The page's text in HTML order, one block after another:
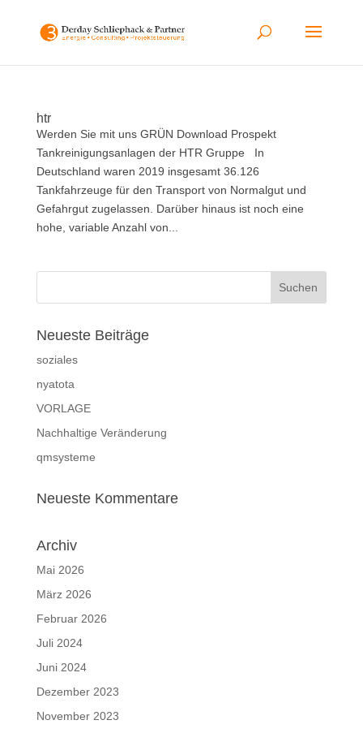
htr
Werden Sie mit uns GRÜN Download Prospekt
Tankreinigungsanlagen der HTR Gruppe In
Deutschland waren 2019 insgesamt 36.126
Tankfahrzeuge für den Transport von Normalgut und
Gefahrgut zugelassen. Darüber hinaus ist noch eine
hohe, variable Anzahl von...
Neueste Beiträge
soziales
nyatota
VORLAGE
Nachhaltige Veränderung
qmsysteme
Neueste Kommentare
Archiv
Mai 2026
März 2026
Februar 2026
Juli 2024
Juni 2024
Dezember 2023
November 2023